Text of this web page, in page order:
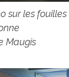
sur les
Maugis